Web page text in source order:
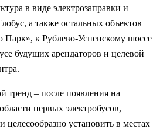
в виде электрозаправки и
а также остальных объектов
Парк», к Рублево-Успенскому шоссе
будущих арендаторов и целевой
тренд – после появления на
первых электробусов,
целесообразно установить в местах